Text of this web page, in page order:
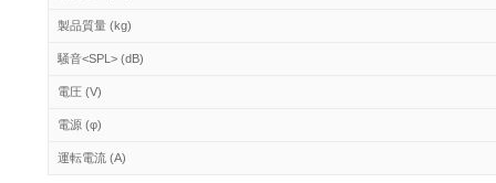
製品質量 (kg)
騒音<SPL> (dB)
電圧 (V)
電源 (φ)
運転電流 (A)